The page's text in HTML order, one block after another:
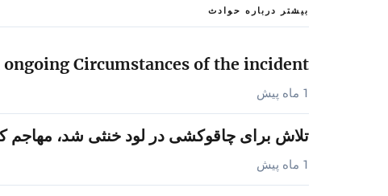
بیشتر درباره حوادث
Circumstances of the incident…
1 ماه پیش
تلاش برای چاقوکشی در لود خنثی شد، مهاجم
1 ماه پیش